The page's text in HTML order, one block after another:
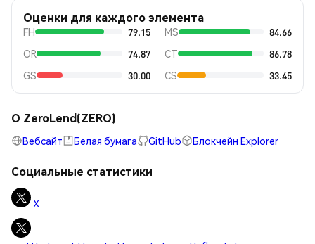
Оценки для каждого элемента
FH 79.15 MS
84.66
OR
74.87 CT
86.78
GS
30.00 CS 33.45
О ZeroLend(ZERO)
Вебсайт Белая бумага GitHub Блокчейн Explorer
Социальные статистики
X